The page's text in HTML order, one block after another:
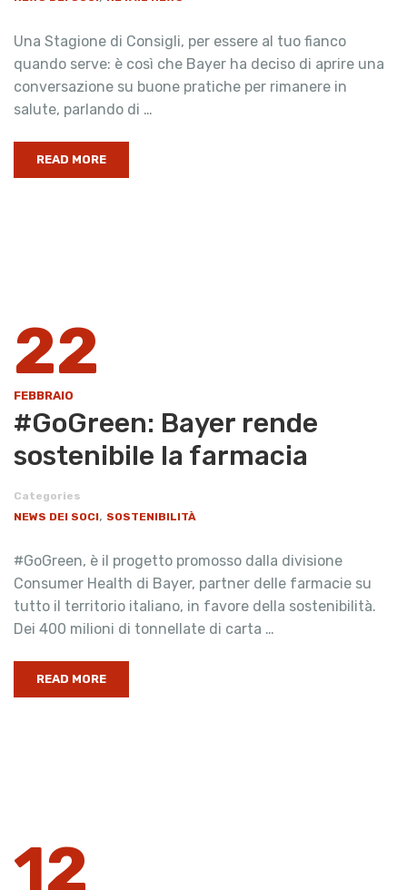
Una Stagione di Consigli, per essere al tuo fianco
quando serve: è così che Bayer ha deciso di aprire una
conversazione su buone pratiche per rimanere in
salute, parlando di …
READ MORE
22
FEBBRAIO
#GoGreen: Bayer rende
sostenibile la farmacia
Categories
NEWS DEI SOCI, SOSTENIBILITÀ
#GoGreen, è il progetto promosso dalla divisione
Consumer Health di Bayer, partner delle farmacie su
tutto il territorio italiano, in favore della sostenibilità.
Dei 400 milioni di tonnellate di carta …
READ MORE
12